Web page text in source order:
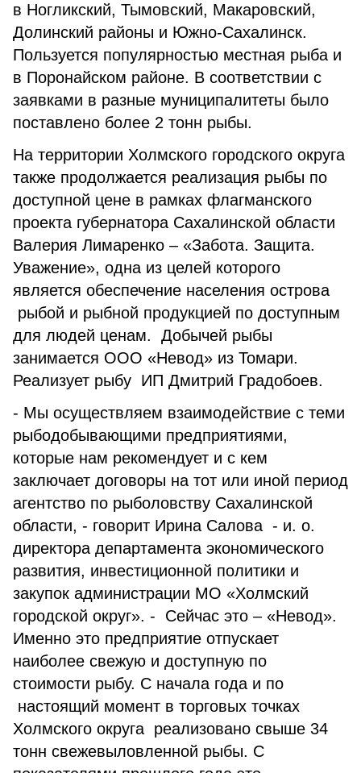
в Ногликский, Тымовский, Макаровский,
Долинский районы и Южно-Сахалинск.
Пользуется популярностью местная рыба и
в Поронайском районе. В соответствии с
заявками в разные муниципалитеты было
поставлено более 2 тонн рыбы.
На территории Холмского городского округа
также продолжается реализация рыбы по
доступной цене в рамках флагманского
проекта губернатора Сахалинской области
Валерия Лимаренко – «Забота. Защита.
Уважение», одна из целей которого
является обеспечение населения острова
рыбой и рыбной продукцией по доступным
для людей ценам. Добычей рыбы
занимается ООО «Невод» из Томари.
Реализует рыбу ИП Дмитрий Градобоев.
- Мы осуществляем взаимодействие с теми
рыбодобывающими предприятиями,
которые нам рекомендует и с кем
заключает договоры на тот или иной период
агентство по рыболовству Сахалинской
области, - говорит Ирина Салова - и. о.
директора департамента экономического
развития, инвестиционной политики и
закупок администрации МО «Холмский
городской округ». - Сейчас это – «Невод».
Именно это предприятие отпускает
наиболее свежую и доступную по
стоимости рыбу. С начала года и по
настоящий момент в торговых точках
Холмского округа реализовано свыше 34
тонн свежевыловленной рыбы. С